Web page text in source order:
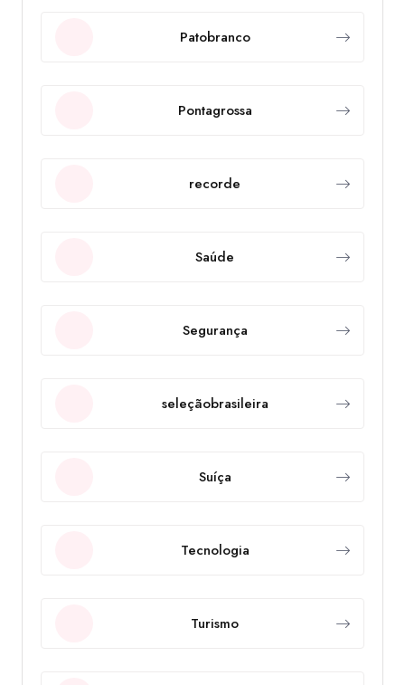
Patobranco
Pontagrossa
recorde
Saúde
Segurança
seleçãobrasileira
Suíça
Tecnologia
Turismo